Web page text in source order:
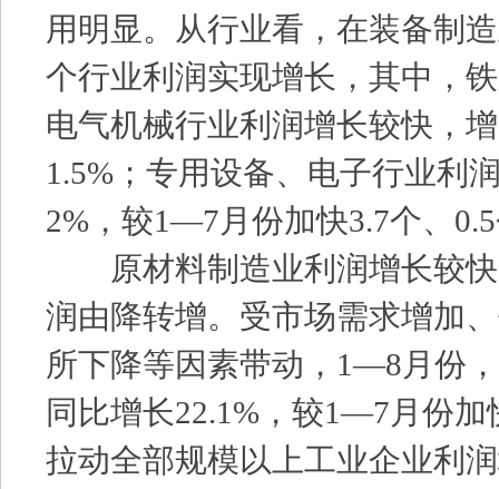
用明显。从行业看，在装备制
个行业利润实现增长，其中，
电气机械行业利润增长较快，
1.5%；专用设备、电子行业利
2%，较1—7月份加快3.7个、
原材料制造业利润增长较快
润由降转增。受市场需求增加
所下降等因素带动，1—8月份
同比增长22.1%，较1—7月份加
拉动全部规模以上工业企业利